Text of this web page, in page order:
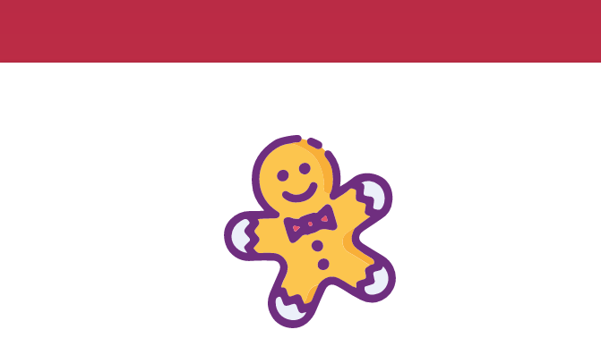
© provaprodottigratis.it 2023 | All Rights Reserved.